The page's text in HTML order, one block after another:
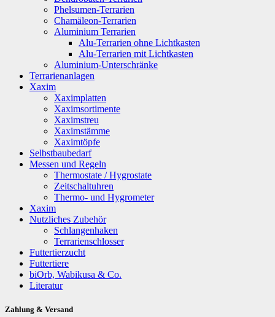
Phelsumen-Terrarien
Chamäleon-Terrarien
Aluminium Terrarien
Alu-Terrarien ohne Lichtkasten
Alu-Terrarien mit Lichtkasten
Aluminium-Unterschränke
Terrarienanlagen
Xaxim
Xaximplatten
Xaximsortimente
Xaximstreu
Xaximstämme
Xaximtöpfe
Selbstbaubedarf
Messen und Regeln
Thermostate / Hygrostate
Zeitschaltuhren
Thermo- und Hygrometer
Xaxim
Nutzliches Zubehör
Schlangenhaken
Terrarienschlosser
Futtertierzucht
Futtertiere
biOrb, Wabikusa & Co.
Literatur
Zahlung & Versand